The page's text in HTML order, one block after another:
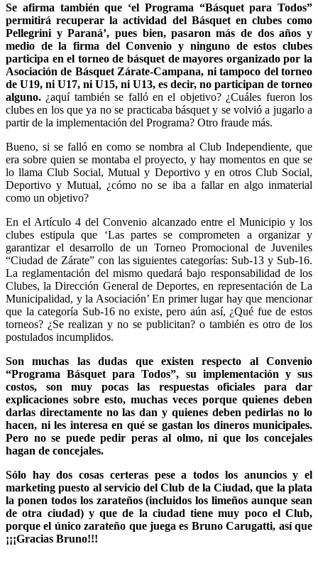
Se afirma también que ‘el Programa “Básquet para Todos”
permitirá recuperar la actividad del Básquet en clubes como
Pellegrini y Paraná’, pues bien, pasaron más de dos años y
medio de la firma del Convenio y ninguno de estos clubes
participa en el torneo de básquet de mayores organizado por la
Asociación de Básquet Zárate-Campana, ni tampoco del torneo
de U19, ni U17, ni U15, ni U13, es decir, no participan de torneo
alguno. ¿aquí también se falló en el objetivo? ¿Cuáles fueron los
clubes en los que ya no se practicaba básquet y se volvió a jugarlo a
partir de la implementación del Programa? Otro fraude más.
Bueno, si se falló en como se nombra al Club Independiente, que
era sobre quien se montaba el proyecto, y hay momentos en que se
lo llama Club Social, Mutual y Deportivo y en otros Club Social,
Deportivo y Mutual, ¿cómo no se iba a fallar en algo inmaterial
como un objetivo?
En el Artículo 4 del Convenio alcanzado entre el Municipio y los
clubes estipula que ‘Las partes se comprometen a organizar y
garantizar el desarrollo de un Torneo Promocional de Juveniles
“Ciudad de Zárate” con las siguientes categorías: Sub-13 y Sub-16.
La reglamentación del mismo quedará bajo responsabilidad de los
Clubes, la Dirección General de Deportes, en representación de La
Municipalidad, y la Asociación’ En primer lugar hay que mencionar
que la categoría Sub-16 no existe, pero aún así, ¿Qué fue de estos
torneos? ¿Se realizan y no se publicitan? o también es otro de los
postulados incumplidos.
Son muchas las dudas que existen respecto al Convenio
“Programa Básquet para Todos”, su implementación y sus
costos, son muy pocas las respuestas oficiales para dar
explicaciones sobre esto, muchas veces porque quienes deben
darlas directamente no las dan y quienes deben pedirlas no lo
hacen, ni les interesa en qué se gastan los dineros municipales.
Pero no se puede pedir peras al olmo, ni que los concejales
hagan de concejales.
Sólo hay dos cosas certeras pese a todos los anuncios y el
marketing puesto al servicio del Club de la Ciudad, que la plata
la ponen todos los zarateños (incluidos los limeños aunque sean
de otra ciudad) y que de la ciudad tiene muy poco el Club,
porque el único zarateño que juega es Bruno Carugatti, así que
¡¡¡Gracias Bruno!!!